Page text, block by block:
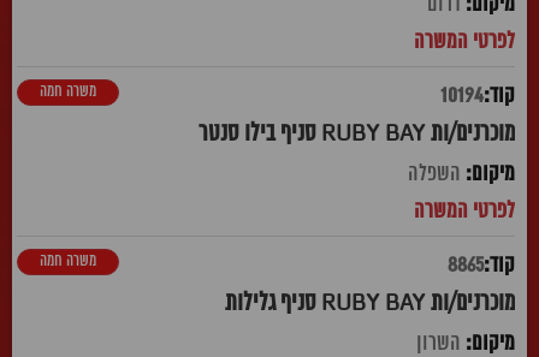
10194
מוכרנים/ות RUBY BAY סניף בילו סנטר
משרה חמה
השפלה
8865
מוכרנים/ות RUBY BAY סניף גלילות
משרה חמה
השרון